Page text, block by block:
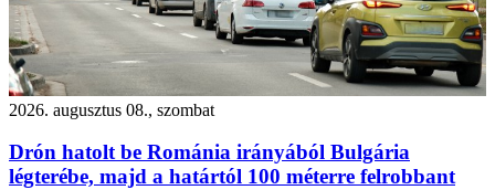
2026. augusztus 08., szombat
Drón hatolt be Románia irányából Bulgária
légterébe, majd a határtól 100 méterre felrobbant